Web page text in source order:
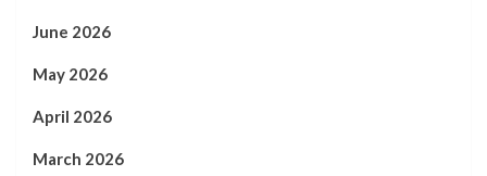
June 2026
May 2026
April 2026
March 2026